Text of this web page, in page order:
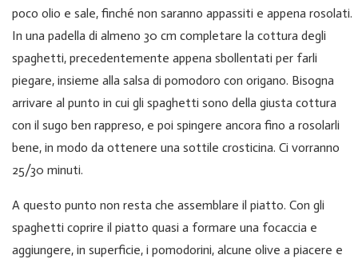
poco olio e sale, finché non saranno appassiti e appena rosolati.
In una padella di almeno 30 cm completare la cottura degli
spaghetti, precedentemente appena sbollentati per farli
piegare, insieme alla salsa di pomodoro con origano. Bisogna
arrivare al punto in cui gli spaghetti sono della giusta cottura
con il sugo ben rappreso, e poi spingere ancora fino a rosolarli
bene, in modo da ottenere una sottile crosticina. Ci vorranno
25/30 minuti.
A questo punto non resta che assemblare il piatto. Con gli
spaghetti coprire il piatto quasi a formare una focaccia e
aggiungere, in superficie, i pomodorini, alcune olive a piacere e